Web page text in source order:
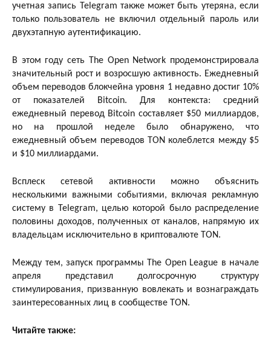
учетная запись Telegram также может быть утеряна, если
только пользователь не включил отдельный пароль или
двухэтапную аутентификацию.
В этом году сеть The Open Network продемонстрировала
значительный рост и возросшую активность. Ежедневный
объем переводов блокчейна уровня 1 недавно достиг 10%
от показателей Bitcoin. Для контекста: средний
ежедневный перевод Bitcoin составляет $50 миллиардов,
но на прошлой неделе было обнаружено, что
ежедневный объем переводов TON колеблется между $5
и $10 миллиардами.
Всплеск сетевой активности можно объяснить
несколькими важными событиями, включая рекламную
систему в Telegram, целью которой было распределение
половины доходов, полученных от каналов, напрямую их
владельцам исключительно в криптовалюте TON.
Между тем, запуск программы The Open League в начале
апреля представил долгосрочную структуру
стимулирования, призванную вовлекать и вознаграждать
заинтересованных лиц в сообществе TON.
Читайте также: